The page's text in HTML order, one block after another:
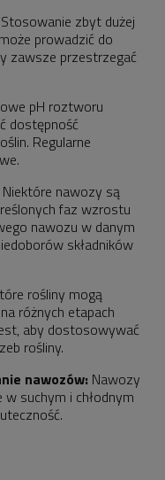
Stosowanie zbyt dużej
prowadzić do
zawsze przestrzegać
pH roztworu
dostępność
Regularne
Niektóre nawozy są
faz wzrostu
nawozu w danym
składników
rośliny mogą
różnych etapach
aby dostosowywać
rośliny.
nawozów: Nawozy
suchym i chłodnym